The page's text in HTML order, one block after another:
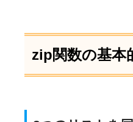
zip関数の基本